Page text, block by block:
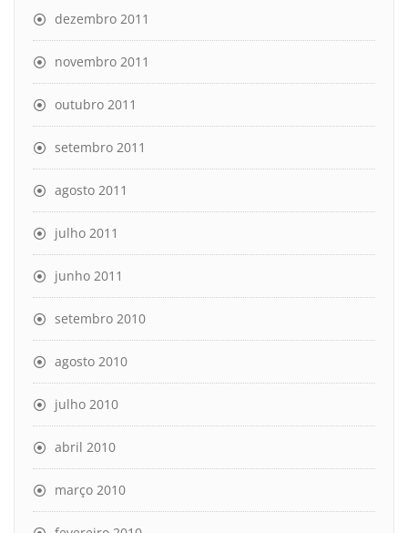
dezembro 2011
novembro 2011
outubro 2011
setembro 2011
agosto 2011
julho 2011
junho 2011
setembro 2010
agosto 2010
julho 2010
abril 2010
março 2010